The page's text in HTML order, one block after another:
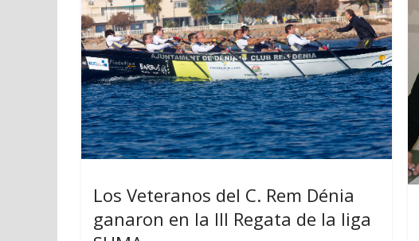
Los Veteranos del C. Rem Dénia
ganaron en la III Regata de la liga